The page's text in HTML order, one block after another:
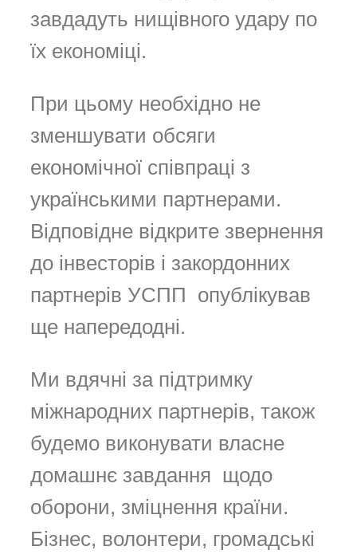
завдадуть нищівного удару по
їх економіці.
При цьому необхідно не
зменшувати обсяги
економічної співпраці з
українськими партнерами.
Відповідне відкрите звернення
до інвесторів і закордонних
партнерів УСПП опублікував
ще напередодні.
Ми вдячні за підтримку
міжнародних партнерів, також
будемо виконувати власне
домашнє завдання щодо
оборони, зміцнення країни.
Бізнес, волонтери, громадські